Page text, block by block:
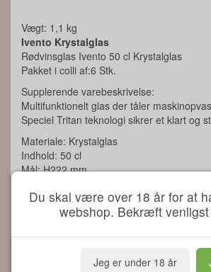
Vægt: 1,1 kg
Ivento Krystalglas
Rødvinsglas Ivento 50 cl Krystalglas
Pakket i colli af:6 Stk.
Supplerende varebeskrivelse:
Multifunktionelt glas der tåler
Speciel Tritan teknologi sikrer et klart og
Materiale: Krystalglas
Indhold: 50 cl
Mål: H222 mm
EAN: 4001836049498
Du skal være over 18 år for at
webshop. Bekræft
Jeg er under 18 år